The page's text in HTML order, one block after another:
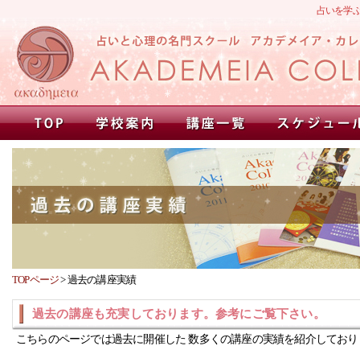
占いを学
TOPページ>過去の講座実績
過去の講座も充実しております。参考にご覧下さい。
こちらのページでは過去に開催した 数多くの講座の実績を紹介してお